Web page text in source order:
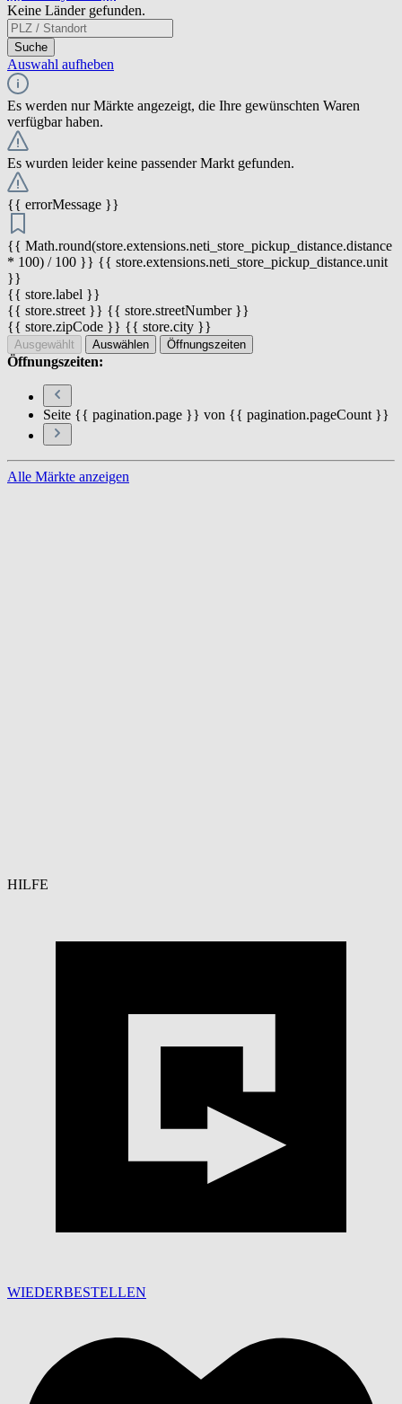
Keine Länder gefunden.
Suche
Auswahl aufheben
Es werden nur Märkte angezeigt, die Ihre gewünschten Waren
verfügbar haben.
Es wurden leider keine passender Markt gefunden.
{{ errorMessage }}
{{ Math.round(store.extensions.neti_store_pickup_distance.distance
* 100) / 100 }} {{ store.extensions.neti_store_pickup_distance.unit
}}
{{ store.label }}
{{ store.street }} {{ store.streetNumber }}
{{ store.zipCode }} {{ store.city }}
Ausgewählt Auswählen Öffnungszeiten
Öffnungszeiten:
Seite {{ pagination.page }} von {{ pagination.pageCount }}
Alle Märkte anzeigen
HILFE
WIEDERBESTELLEN